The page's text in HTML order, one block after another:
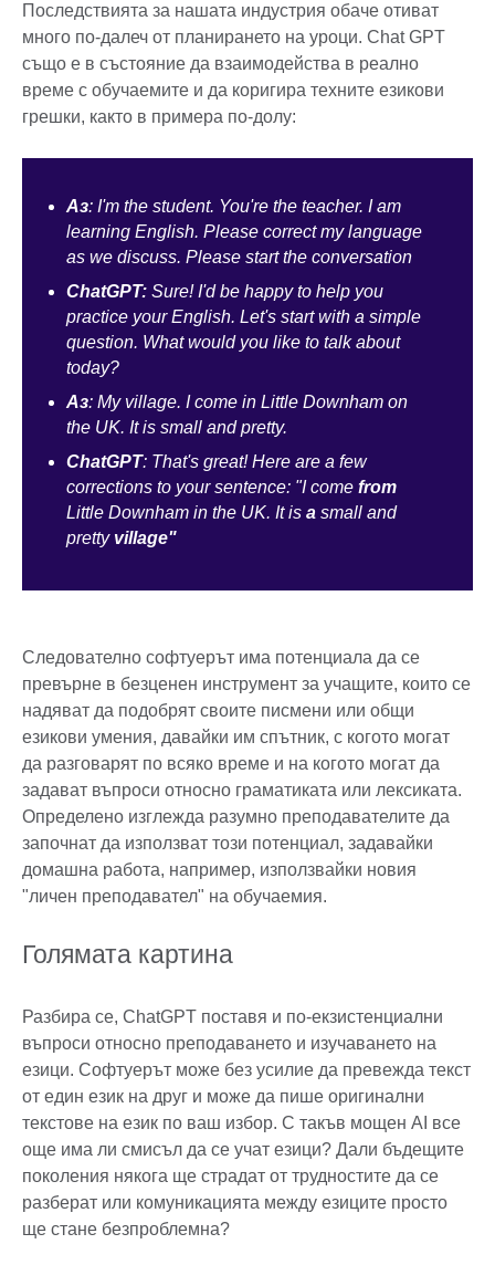
Последствията за нашата индустрия обаче отиват
много по-далеч от планирането на уроци. Chat GPT
също е в състояние да взаимодейства в реално
време с обучаемите и да коригира техните езикови
грешки, както в примера по-долу:
Аз: I'm the student. You're the teacher. I am
learning English. Please correct my language
as we discuss. Please start the conversation
ChatGPT: Sure! I'd be happy to help you
practice your English. Let's start with a simple
question. What would you like to talk about
today?
Аз: My village. I come in Little Downham on
the UK. It is small and pretty.
ChatGPT: That's great! Here are a few
corrections to your sentence: "I come from
Little Downham in the UK. It is a small and
pretty village"
Следователно софтуерът има потенциала да се
превърне в безценен инструмент за учащите, които се
надяват да подобрят своите писмени или общи
езикови умения, давайки им спътник, с когото могат
да разговарят по всяко време и на когото могат да
задават въпроси относно граматиката или лексиката.
Определено изглежда разумно преподавателите да
започнат да използват този потенциал, задавайки
домашна работа, например, използвайки новия
"личен преподавател" на обучаемия.
Голямата картина
Разбира се, ChatGPT поставя и по-екзистенциални
въпроси относно преподаването и изучаването на
езици. Софтуерът може без усилие да превежда текст
от един език на друг и може да пише оригинални
текстове на език по ваш избор. С такъв мощен AI все
още има ли смисъл да се учат езици? Дали бъдещите
поколения някога ще страдат от трудностите да се
разберат или комуникацията между езиците просто
ще стане безпроблемна?